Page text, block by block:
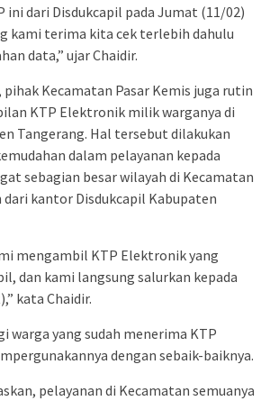
ini dari Disdukcapil pada Jumat (11/02)
kami terima kita cek terlebih dahulu
data,” ujar Chaidir.
Kecamatan Pasar Kemis juga rutin
KTP Elektronik milik warganya di
Tangerang. Hal tersebut dilakukan
dalam pelayanan kepada
sebagian besar wilayah di Kecamatan
kantor Disdukcapil Kabupaten
mengambil KTP Elektronik yang
dan kami langsung salurkan kepada
kata Chaidir.
warga yang sudah menerima KTP
dengan sebaik-baiknya.
pelayanan di Kecamatan semuanya